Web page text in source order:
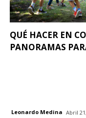
QUÉ HACER EN
PANORAMAS
Leonardo Medina Abril